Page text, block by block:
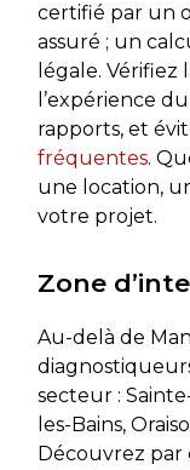
certifié par un
assuré ; un
légale. Vérifiez
l’expérience
rapports, et
fréquentes.
une location,
votre projet.
Zone
Au-delà de
secteur :
les-Bains,
Découvrez par